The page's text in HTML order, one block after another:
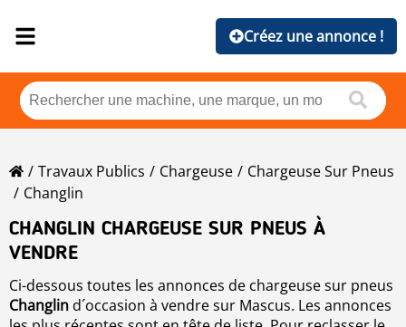
Créez une annonce !
Travaux Publics Chargeuse
Chargeuse Sur Pneus
Changlin
CHANGLIN CHARGEUSE SUR PNEUS À
VENDRE
Ci-dessous toutes les annonces de chargeuse sur pneus
Changlin d´occasion à vendre sur Mascus. Les annonces